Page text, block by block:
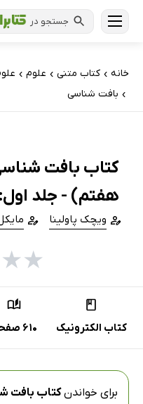
جستجو در
خانه › کتاب‌ متنی › علوم ›
› بافت شناسی
هفتم) - جلد
ویچک پاولینا
★
★
کتاب الکترونیک 610 صفحه
برای خواندن